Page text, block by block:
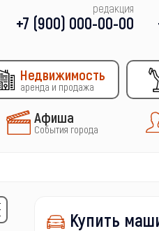
редакция
+7 (900) 000-00-00
Недвижимость
аренда и продажа
Афиша
События города
Купить